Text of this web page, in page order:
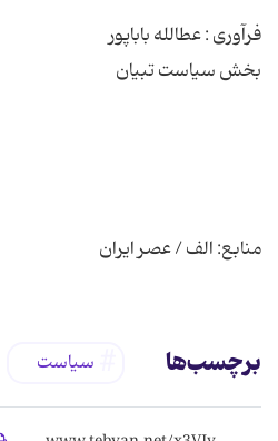
منابع: الف / عصر ایران
برچسب‌ها سیاست